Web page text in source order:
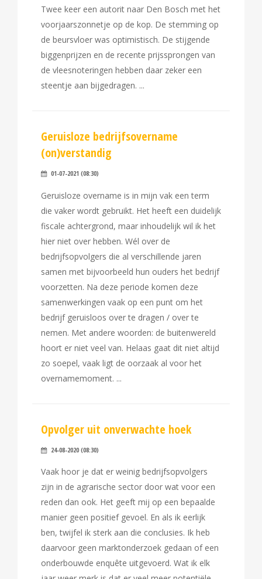
Twee keer een autorit naar Den Bosch met het
voorjaarszonnetje op de kop. De stemming op
de beursvloer was optimistisch. De stijgende
biggenprijzen en de recente prijssprongen van
de vleesnoteringen hebben daar zeker een
steentje aan bijgedragen.
Geruisloze bedrijfsovername
(on)verstandig
01-07-2021 (08:30)
Geruisloze overname is in mijn vak een term
die vaker wordt gebruikt. Het heeft een duidelijk
fiscale achtergrond, maar inhoudelijk wil ik het
hier niet over hebben. Wél over de
bedrijfsopvolgers die al verschillende jaren
samen met bijvoorbeeld hun ouders het bedrijf
voorzetten. Na deze periode komen deze
samenwerkingen vaak op een punt om het
bedrijf geruisloos over te dragen / over te
nemen. Met andere woorden: de buitenwereld
hoort er niet veel van. Helaas gaat dit niet altijd
zo soepel, vaak ligt de oorzaak al voor het
overnamemoment.
Opvolger uit onverwachte hoek
24-08-2020 (08:30)
Vaak hoor je dat er weinig bedrijfsopvolgers
zijn in de agrarische sector door wat voor een
reden dan ook. Het geeft mij op een bepaalde
manier geen positief gevoel. En als ik eerlijk
ben, twijfel ik sterk aan die conclusies. Ik heb
daarvoor geen marktonderzoek gedaan of een
onderbouwde enquête uitgevoerd. Wat ik elk